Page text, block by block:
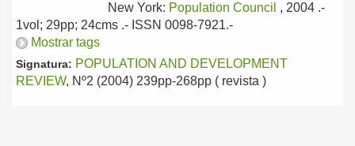
New York: Population Council , 2004 .-
1vol; 29pp; 24cms .- ISSN 0098-7921.-
Mostrar tags
Signatura: POPULATION AND DEVELOPMENT
REVIEW, Nº2 (2004) 239pp-268pp ( revista )